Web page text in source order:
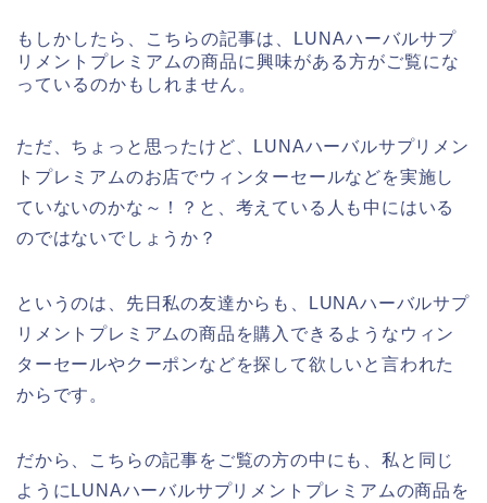
もしかしたら、こちらの記事は、LUNAハーバルサプ
リメントプレミアムの商品に興味がある方がご覧にな
っているのかもしれません。
ただ、ちょっと思ったけど、LUNAハーバルサプリメン
トプレミアムのお店でウィンターセールなどを実施し
ていないのかな～！？と、考えている人も中にはいる
のではないでしょうか？
というのは、先日私の友達からも、LUNAハーバルサプ
リメントプレミアムの商品を購入できるようなウィン
ターセールやクーポンなどを探して欲しいと言われた
からです。
だから、こちらの記事をご覧の方の中にも、私と同じ
ようにLUNAハーバルサプリメントプレミアムの商品を